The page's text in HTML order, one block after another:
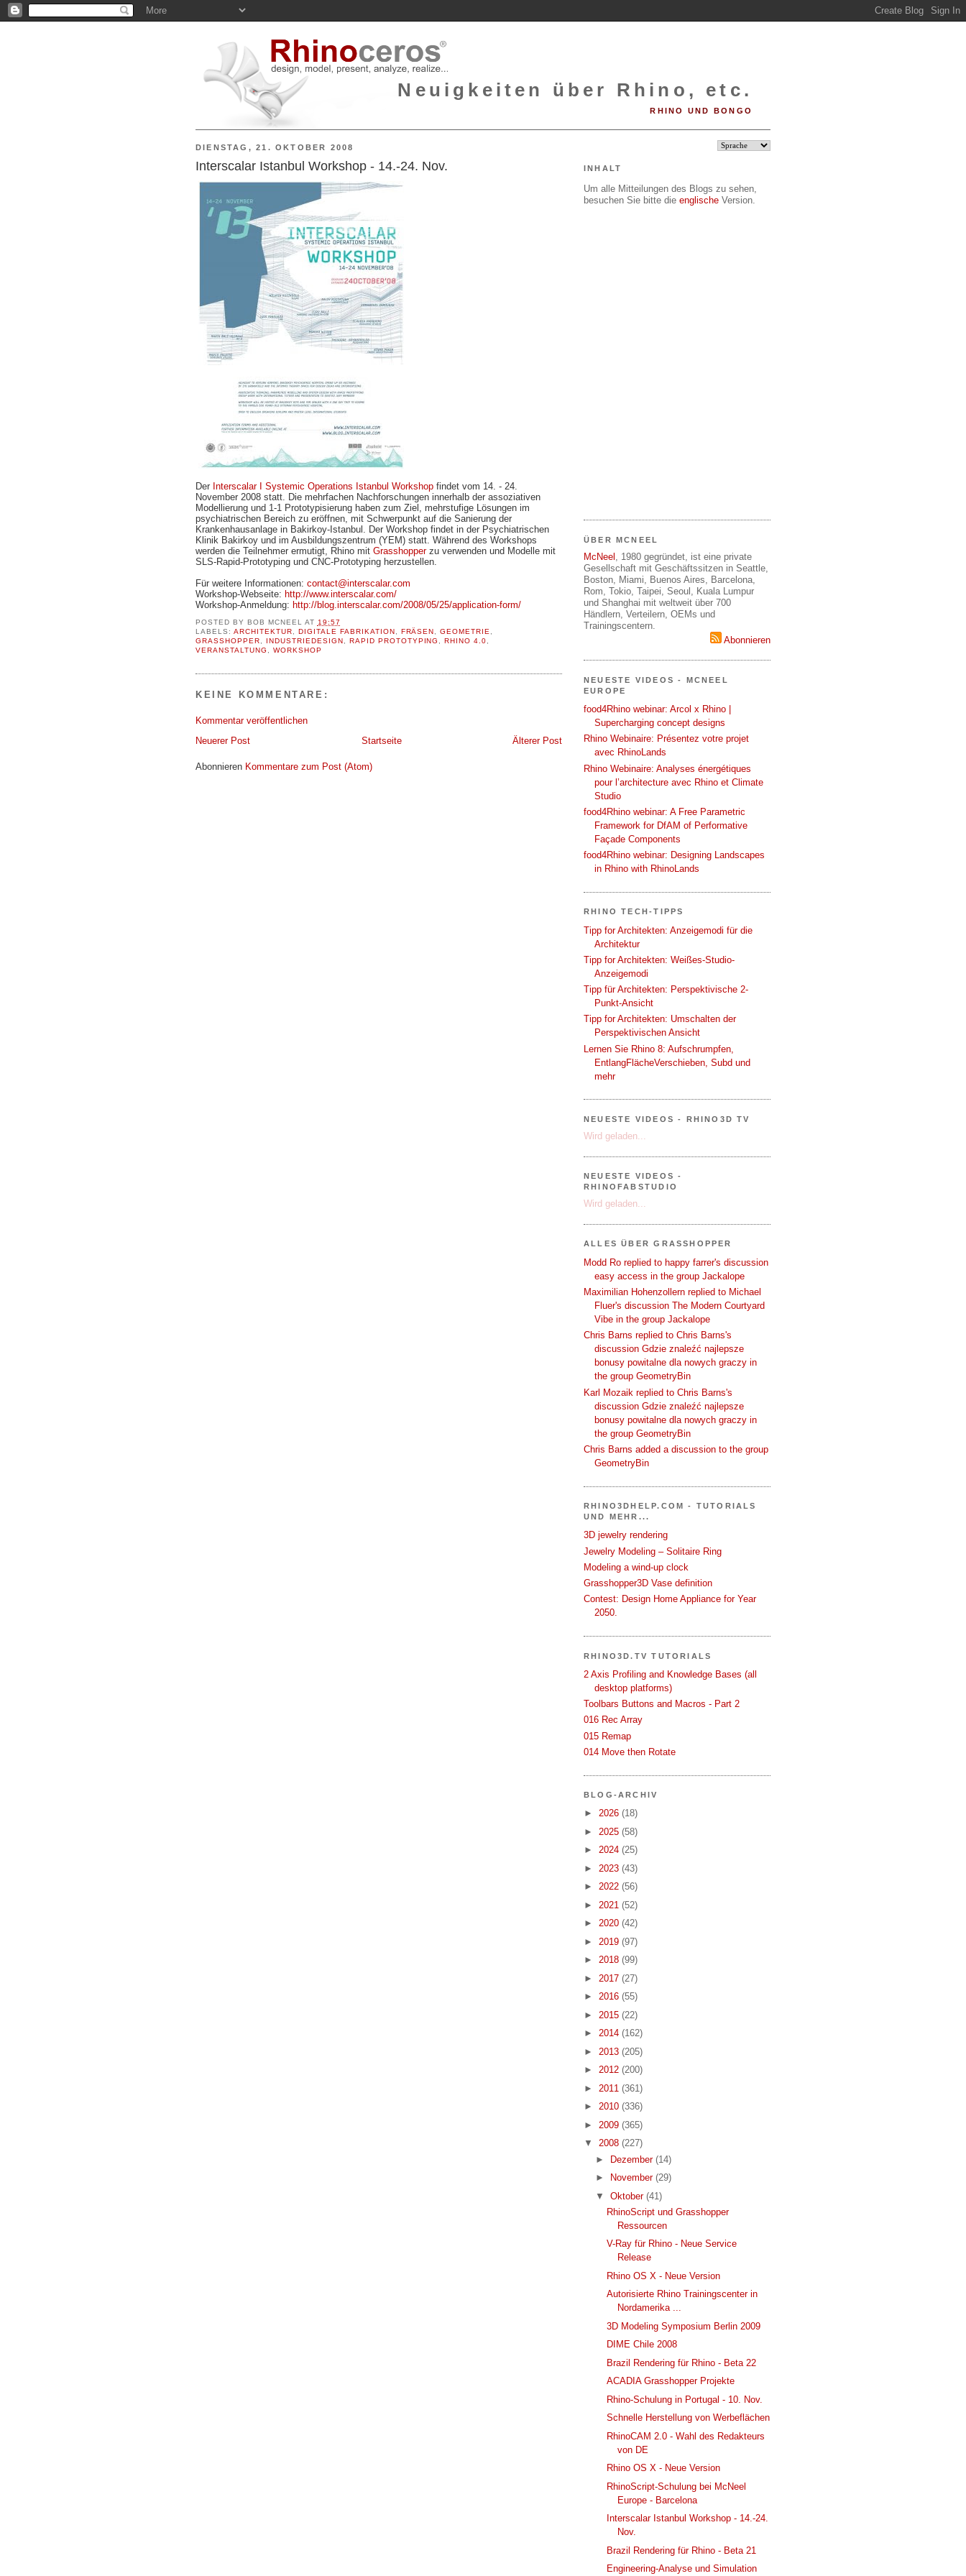
Neuigkeiten über Rhino, etc.
RHINO UND BONGO
DIENSTAG, 21. OKTOBER 2008
Interscalar Istanbul Workshop - 14.-24. Nov.
Der Interscalar I Systemic Operations Istanbul Workshop findet vom 14. - 24.
November 2008 statt. Die mehrfachen Nachforschungen innerhalb der assoziativen
Modellierung und 1-1 Prototypisierung haben zum Ziel, mehrstufige Lösungen im
psychiatrischen Bereich zu eröffnen, mit Schwerpunkt auf die Sanierung der
Krankenhausanlage in Bakirkoy-Istanbul. Der Workshop findet in der Psychiatrischen
Klinik Bakirkoy und im Ausbildungszentrum (YEM) statt. Während des Workshops
werden die Teilnehmer ermutigt, Rhino mit Grasshopperzu verwenden und Modelle mit
SLS-Rapid-Prototyping und CNC-Prototyping herzustellen.
Für weitere Informationen: contact@interscalar.com
Workshop-Webseite: http://www.interscalar.com/
Workshop-Anmeldung: http://blog.interscalar.com/2008/05/25/application-form/
POSTED BY BOB MCNEEL AT 19:57
LABELS: ARCHITEKTUR DIGITALE FABRIKATION FRÄSEN ,GEOMETRIE
GRASSHOPPER
INDUSTRIEDESIGN RAPID PROTOTYPING ,RHINO 4.0
VERANSTALTUNG
WORKSHOP
KEINE KOMMENTARE:
Kommentar veröffentlichen
Neuerer Post
Älterer Post
Startseite
Abonnieren Kommentare zum Post (Atom)
INHALT
Um alle Mitteilungen des Blogs zu sehen,
besuchen Sie bitte die englische Version.
ÜBER MCNEEL
McNeel
, 1980 gegründet, ist eine private
Gesellschaft mit Geschäftssitzen in Seattle,
Boston, Miami, Buenos Aires, Barcelona,
Rom, Tokio, Taipei, Seoul, Kuala Lumpur
und Shanghai mit weltweit über 700
Händlern, Verteilern, OEMs und
Trainingscentern.
Abonnieren
NEUESTE VIDEOS - MCNEEL
EUROPE
food4Rhino webinar: Arcol x Rhino |
Supercharging concept designs
Rhino Webinaire: Présentez votre projet
avec RhinoLands
Rhino Webinaire: Analyses énergétiques
pour l’architecture avec Rhino et Climate
Studio
food4Rhino webinar: A Free Parametric
Framework for DfAM of Performative
Façade Components
food4Rhino webinar: Designing Landscapes
in Rhino with RhinoLands
RHINO TECH-TIPPS
Tipp for Architekten: Anzeigemodi für die
Architektur
Tipp for Architekten: Weißes-Studio-
Anzeigemodi
Tipp für Architekten: Perspektivische 2-
Punkt-Ansicht
Tipp for Architekten: Umschalten der
Perspektivischen Ansicht
Lernen Sie Rhino 8: Aufschrumpfen,
EntlangFlächeVerschieben, Subd und
mehr
NEUESTE VIDEOS - RHINO3D TV
Wird geladen...
NEUESTE VIDEOS -
RHINOFABSTUDIO
Wird geladen...
ALLES ÜBER GRASSHOPPER
Modd Ro replied to happy farrer's discussion
easy access in the group Jackalope
Maximilian Hohenzollern replied to Michael
Fluer's discussion The Modern Courtyard
Vibe in the group Jackalope
Chris Barns replied to Chris Barns's
discussion Gdzie znaleźć najlepsze
bonusy powitalne dla nowych graczy in
the group GeometryBin
Karl Mozaik replied to Chris Barns's
discussion Gdzie znaleźć najlepsze
bonusy powitalne dla nowych graczy in
the group GeometryBin
Chris Barns added a discussion to the group
GeometryBin
RHINO3DHELP.COM - TUTORIALS
UND MEHR...
3D jewelry rendering
Jewelry Modeling – Solitaire Ring
Modeling a wind-up clock
Grasshopper3D Vase definition
Contest: Design Home Appliance for Year
2050.
RHINO3D.TV TUTORIALS
2 Axis Profiling and Knowledge Bases (all
desktop platforms)
Toolbars Buttons and Macros - Part 2
016 Rec Array
015 Remap
014 Move then Rotate
BLOG-ARCHIV
► 2026 (18)
► 2025 (58)
► 2024 (25)
► 2023 (43)
► 2022 (56)
► 2021 (52)
► 2020 (42)
► 2019 (97)
► 2018 (99)
► 2017 (27)
► 2016 (55)
► 2015 (22)
► 2014 (162)
► 2013 (205)
► 2012 (200)
► 2011 (361)
► 2010 (336)
► 2009 (365)
▼ 2008 (227)
► Dezember (14)
►
November (29)
▼ Oktober (41)
RhinoScript und Grasshopper
Ressourcen
V-Ray für Rhino - Neue Service
Release
Rhino OS X - Neue Version
Autorisierte Rhino Trainingscenter in
Nordamerika ...
3D Modeling Symposium Berlin 2009
DIME Chile 2008
Brazil Rendering für Rhino - Beta 22
ACADIA Grasshopper Projekte
Rhino-Schulung in Portugal - 10. Nov.
Schnelle Herstellung von Werbeflächen
RhinoCAM 2.0 - Wahl des Redakteurs
von DE
Rhino OS X - Neue Version
RhinoScript-Schulung bei McNeel
Europe - Barcelona
Interscalar Istanbul Workshop - 14.-24.
Nov.
Brazil Rendering für Rhino - Beta 21
Engineering-Analyse und Simulation